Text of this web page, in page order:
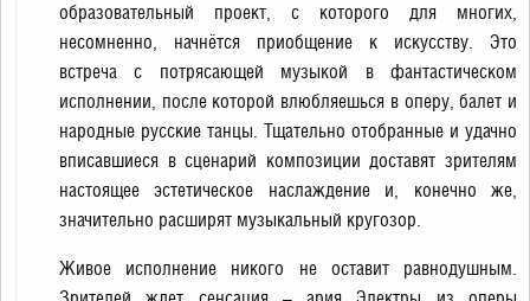
образовательный проект, с которого для многих,
несомненно, начнётся приобщение к искусству. Это
встреча с потрясающей музыкой в фантастическом
исполнении, после которой влюбляешься в оперу, балет и
народные русские танцы. Тщательно отобранные и удачно
вписавшиеся в сценарий композиции доставят зрителям
настоящее эстетическое наслаждение и, конечно же,
значительно расширят музыкальный кругозор.
Живое исполнение никого не оставит равнодушным.